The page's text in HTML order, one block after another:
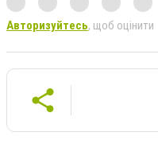
Авторизуйтесь, щоб оцінити